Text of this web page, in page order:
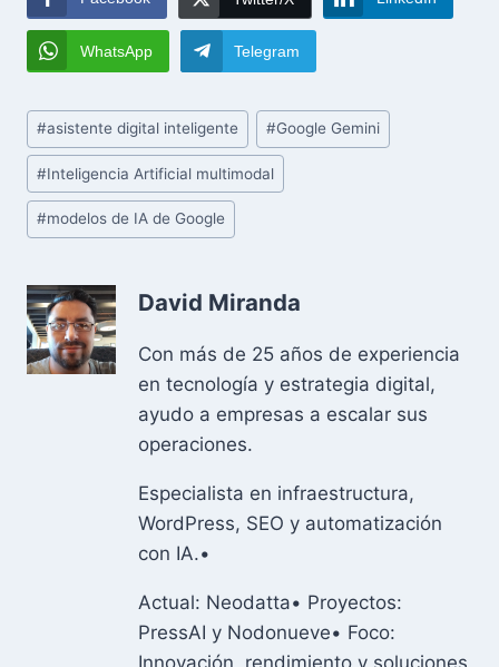
WhatsApp Telegram
Post
Tags:
#asistente digital inteligente #Google Gemini
#Inteligencia Artificial multimodal
#modelos de IA de Google
David Miranda
Con más de 25 años de experiencia
en tecnología y estrategia digital,
ayudo a empresas a escalar sus
operaciones.
Especialista en infraestructura,
WordPress, SEO y automatización
con IA.•
Actual: Neodatta• Proyectos:
PressAI y Nodonueve• Foco: